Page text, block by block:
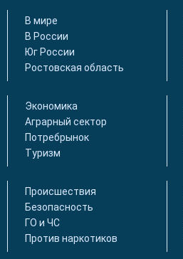
В мире
В России
Юг России
Ростовская область
Экономика
Аграрный сектор
Потребрынок
Туризм
Происшествия
Безопасность
ГО и ЧС
Против наркотиков